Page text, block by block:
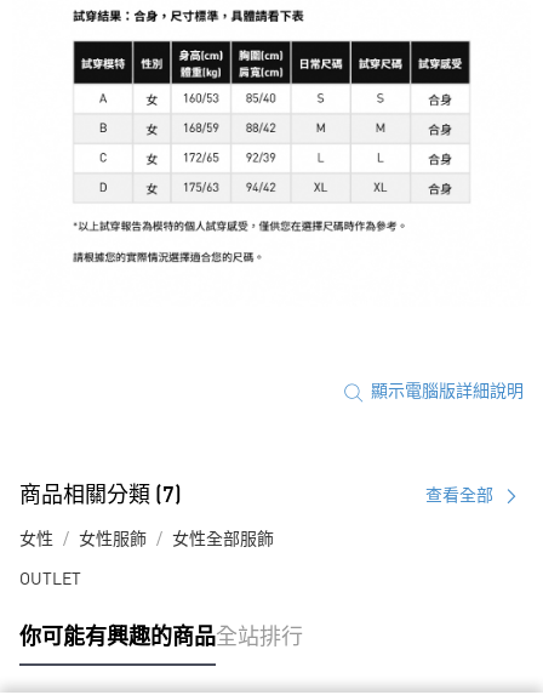
顯示電腦版詳細說明
商品相關分類 (7) 查看全部
女性 女性服飾 女性全部服飾
OUTLET
你可能有興趣的商品全站排行